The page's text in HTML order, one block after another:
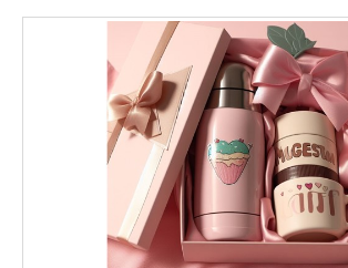
بانک، بیمه و سرمایه
مسکن و ساختمان